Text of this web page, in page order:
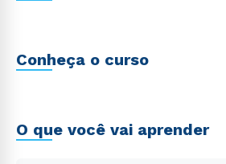
Conheça o curso
O que você vai aprender